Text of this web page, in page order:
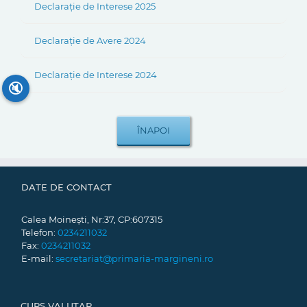
Declarație de Interese 2025
Declarație de Avere 2024
Declarație de Interese 2024
DATE DE CONTACT
Calea Moinești, Nr:37, CP:607315
Telefon: 0234211032
Fax: 0234211032
E-mail: secretariat@primaria-margineni.ro
🔇